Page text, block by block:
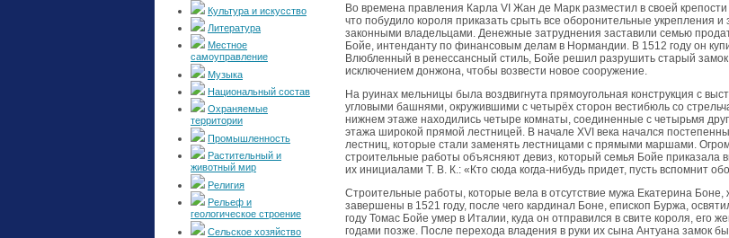
Культура и искусство
Литература
Местное
самоуправление
Музыка
Национальный состав
Охраняемые
территории
Промышленность
Растительный и
животный мир
Религия
Рельеф и
геологическое строение
Сельское хозяйство
Во времена правления Карла VI Жан де Марк разместил в своей крепости
что побудило короля приказать срыть все оборонительные укрепления и
законными владельцами. Денежные затруднения заставили семью
Бойе, интенданту по финансовым делам в Нормандии. В 1512 году он
Влюбленный в ренессансный стиль, Бойе решил разрушить старый
исключением донжона, чтобы возвести новое сооружение.
На руинах мельницы была воздвигнута прямоугольная конструкция с
угловыми башнями, окружившими с четырёх сторон вестибюль со
нижнем этаже находились четыре комнаты, соединенные с четырьмя
этажа широкой прямой лестницей. В начале XVI века начался
лестниц, которые стали заменять лестницами с прямыми маршами.
строительные работы объясняют девиз, который семья Бойе приказала
их инициалами Т. В. К.: «Кто сюда когда-нибудь придет, пусть вспомнит
Строительные работы, которые вела в отсутствие мужа Екатерина
завершены в 1521 году, после чего кардинал Боне, епископ Буржа,
году Томас Бойе умер в Италии, куда он отправился в свите короля, его
годами позже. После перехода владения в руки их сына Антуана замок